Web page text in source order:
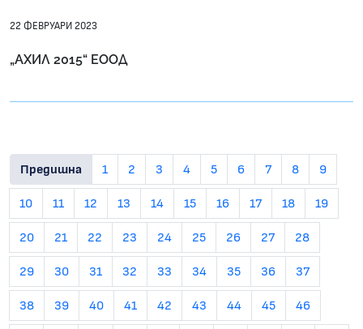
22 ФЕВРУАРИ 2023
„АХИЛ 2015“ ЕООД
Предишна 1 2 3 4 5 6 7 8 9
10 11 12 13 14 15 16 17 18 19
20 21 22 23 24 25 26 27 28
29 30 31 32 33 34 35 36 37
38 39 40 41 42 43 44 45 46